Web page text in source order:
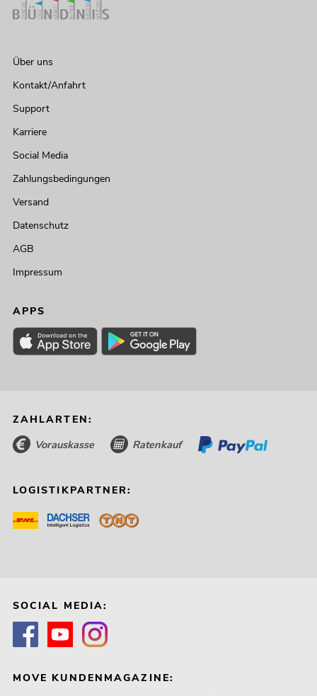
Über uns
Kontakt/Anfahrt
Support
Karriere
Social Media
Zahlungsbedingungen
Versand
Datenschutz
AGB
Impressum
APPS
ZAHLARTEN:
Vorauskasse Ratenkauf
LOGISTIKPARTNER:
SOCIAL MEDIA:
MOVE KUNDENMAGAZINE: